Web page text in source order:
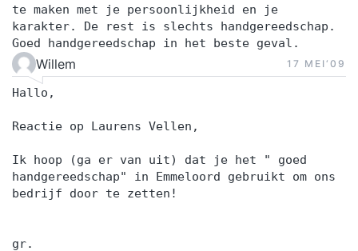
te maken met je persoonlijkheid en je
karakter. De rest is slechts handgereedschap.
Goed handgereedschap in het beste geval.
Willem 17 MEI‘09
Hallo,
Reactie op Laurens Vellen,
Ik hoop (ga er van uit) dat je het " goed
handgereedschap" in Emmeloord gebruikt om ons
bedrijf door te zetten!
gr.